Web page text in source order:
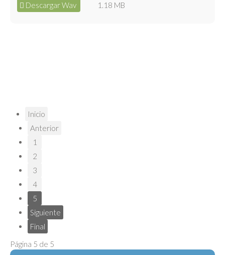
Descargar Wav 1.18 MB
Inicio
Anterior
1
2
3
4
5
Siguiente
Final
Página 5 de 5